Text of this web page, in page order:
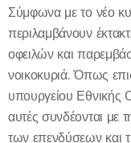
Σύμφωνα με το νέο
περιλαμβάνουν
οφειλών και
νοικοκυριά. Όπως
υπουργείου Εθνικής
αυτές συνδέονται με
των επενδύσεων και